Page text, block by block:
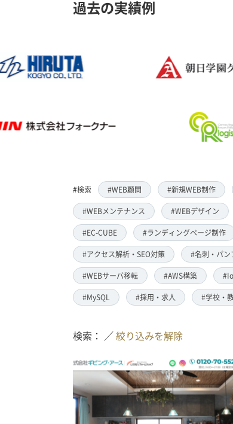
過去の実績例
#検索 #WEB顧問 #新規WEB制作
#WEBメンテナンス #WEBデザイン
#EC-CUBE #ランディングページ制作
#アクセス解析・SEO対策 #名刺・パン
#WEBサーバ移転 #AWS構築
#MySQL #採用・求人 #学校・
検索： ／絞り込みを解除